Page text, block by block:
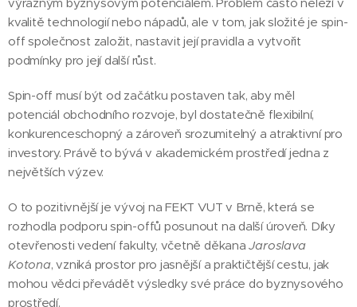
kvalitě technologií nebo nápadů, ale v tom, jak složité je spin-
off společnost založit, nastavit její pravidla a vytvořit
podmínky pro její další růst.
Spin-off musí být od začátku postaven tak, aby měl
potenciál obchodního rozvoje, byl dostatečně flexibilní,
konkurenceschopný a zároveň srozumitelný a atraktivní pro
investory. Právě to bývá v akademickém prostředí jedna z
největších výzev.
O to pozitivnější je vývoj na FEKT VUT v Brně, která se
rozhodla podporu spin-offů posunout na další úroveň. Díky
otevřenosti vedení fakulty, včetně děkanaJaroslava
Kotona, vzniká prostor pro jasnější a praktičtější cestu, jak
mohou vědci převádět výsledky své práce do byznysového
prostředí.